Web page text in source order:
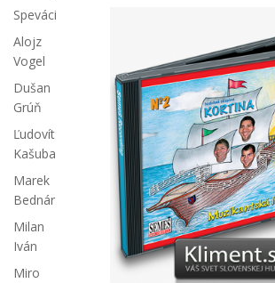
Speváci
Alojz
Vogel
Dušan
Grúň
Ľudovít
Kašuba
Marek
Bednár
Milan
Iván
Miro